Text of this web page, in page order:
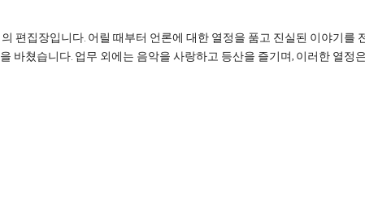
편집장입니다. 어릴 때부터 언론에 대한 열정을 품고 진실된 이야기를
바쳤습니다. 업무 외에는 음악을 사랑하고 등산을 즐기며, 이러한 열정